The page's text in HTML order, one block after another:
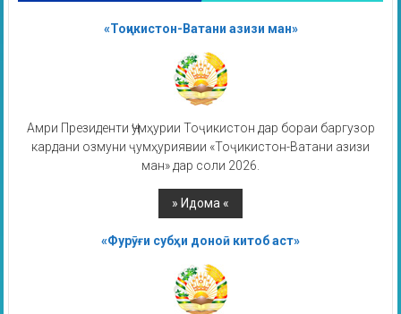
«Тоҷикистон-Ватани азизи ман»
Амри Президенти Ҷумҳурии Тоҷикистон дар бораи баргузор
кардани озмуни ҷумҳуриявии «Тоҷикистон-Ватани азизи
ман» дар соли 2026.
«Фурӯғи субҳи доноӣ китоб аст»